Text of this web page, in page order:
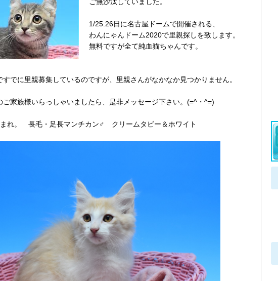
1/25.26日に名古屋ドームで開催される、
わんにゃんドーム2020で里親探しを致します。
無料ですが全て純血猫ちゃんです。
すでに里親募集しているのですが、里親さんがなかなか見つかりません。
ご家族様いらっしゃいましたら、是非メッセージ下さい。(=^・^=)
れ。 長毛・足長マンチカン♂ クリームタビー＆ホワイト